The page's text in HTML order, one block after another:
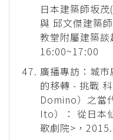
日本建築師坂
與 邱文傑建築
教堂附屬建築
16:00~17:00
廣播專訪：城
的移轉 - 挑戰
Domino）之當
Ito）： 從日本
歌劇院>，